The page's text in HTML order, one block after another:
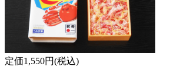
定価1,550円(税込)